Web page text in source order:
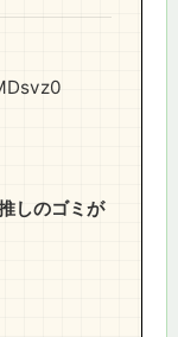
しのゴミが